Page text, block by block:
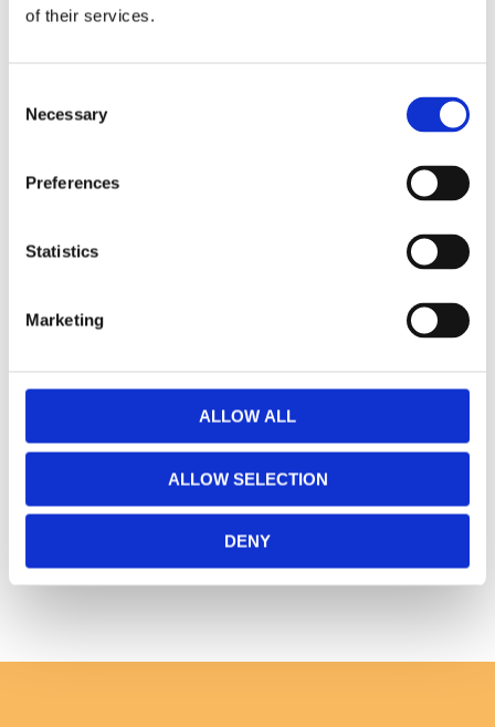
of their services.
Selection
Necessary
Preferences
Statistics
Marketing
ALLOW ALL
ALLOW SELECTION
DENY
Soap Lavender 300 ml.
Bli den första att lämna ett omdöme.